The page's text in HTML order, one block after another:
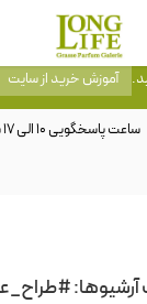
معروف را با شیشه و
ادکلنی می توانید
آموزش خرید از سایت